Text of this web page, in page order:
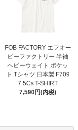
FOB FACTORY エフオー
ビーファクトリー 半袖
ヘビーウェイト ポケッ
ト Tシャツ 日本製 F709
7 5Cs T-SHIRT
7,590円(内税)